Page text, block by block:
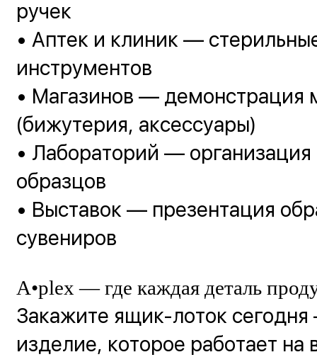
ручек
• Аптек и клиник —
инструментов
• Магазинов — демонстрация
(бижутерия, аксессуары)
• Лабораторий — организация
образцов
• Выставок — презентация
сувениров
A•plex — где каждая деталь
Закажите ящик-лоток
изделие, которое работает на